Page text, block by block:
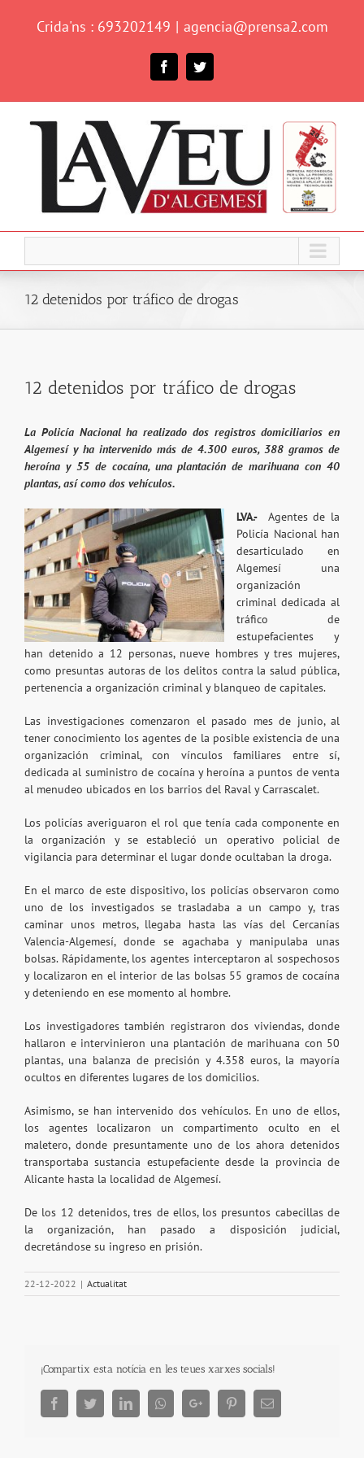
Crida'ns : 693202149 | agencia@prensa2.com
FacebookTwitter
12 detenidos por tráfico de drogas
12 detenidos por tráfico de drogas
La Policía Nacional ha realizado dos registros domiciliarios en
Algemesí y ha intervenido más de 4.300 euros, 388 gramos de
heroína y 55 de cocaína, una plantación de marihuana con 40
plantas, así como dos vehículos.
LVA.- Agentes de la
Policía Nacional han
desarticulado en
Algemesí una
organización
criminal dedicada al
tráfico de
estupefacientes y
han detenido a 12 personas, nueve hombres y tres mujeres,
como presuntas autoras de los delitos contra la salud pública,
pertenencia a organización criminal y blanqueo de capitales.
Las investigaciones comenzaron el pasado mes de junio, al
tener conocimiento los agentes de la posible existencia de una
organización criminal, con vínculos familiares entre sí,
dedicada al suministro de cocaína y heroína a puntos de venta
al menudeo ubicados en los barrios del Raval y Carrascalet.
Los policías averiguaron el rol que tenía cada componente en
la organización y se estableció un operativo policial de
vigilancia para determinar el lugar donde ocultaban la droga.
En el marco de este dispositivo, los policías observaron como
uno de los investigados se trasladaba a un campo y, tras
caminar unos metros, llegaba hasta las vías del Cercanías
Valencia-Algemesí, donde se agachaba y manipulaba unas
bolsas. Rápidamente, los agentes interceptaron al sospechosos
y localizaron en el interior de las bolsas 55 gramos de cocaína
y deteniendo en ese momento al hombre.
Los investigadores también registraron dos viviendas, donde
hallaron e intervinieron una plantación de marihuana con 50
plantas, una balanza de precisión y 4.358 euros, la mayoría
ocultos en diferentes lugares de los domicilios.
Asimismo, se han intervenido dos vehículos. En uno de ellos,
los agentes localizaron un compartimento oculto en el
maletero, donde presuntamente uno de los ahora detenidos
transportaba sustancia estupefaciente desde la provincia de
Alicante hasta la localidad de Algemesí.
De los 12 detenidos, tres de ellos, los presuntos cabecillas de
la organización, han pasado a disposición judicial,
decretándose su ingreso en prisión.
22-12-2022 | Actualitat
¡Compartix esta notícia en les teues xarxes socials!
FacebookTwitterLinkedInWhatsappGoogle+ PinterestEmail